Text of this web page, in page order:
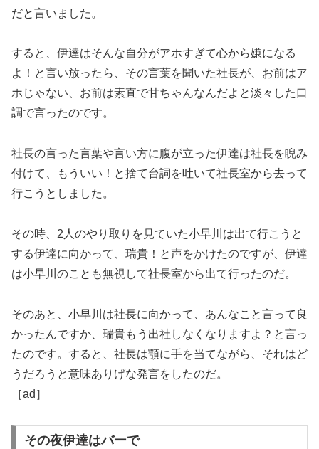
だと言いました。
すると、伊達はそんな自分がアホすぎて心から嫌になる
よ！と言い放ったら、その言葉を聞いた社長が、お前はア
ホじゃない、お前は素直で甘ちゃんなんだよと淡々した口
調で言ったのです。
社長の言った言葉や言い方に腹が立った伊達は社長を睨み
付けて、もういい！と捨て台詞を吐いて社長室から去って
行こうとしました。
その時、2人のやり取りを見ていた小早川は出て行こうと
する伊達に向かって、瑞貴！と声をかけたのですが、伊達
は小早川のことも無視して社長室から出て行ったのだ。
そのあと、小早川は社長に向かって、あんなこと言って良
かったんですか、瑞貴もう出社しなくなりますよ？と言っ
たのです。すると、社長は顎に手を当てながら、それはど
うだろうと意味ありげな発言をしたのだ。
［ad］
その夜伊達はバーで